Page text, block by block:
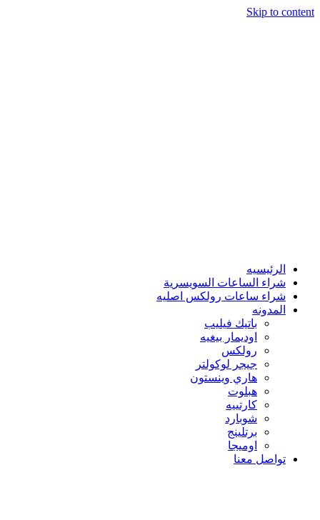
Skip to content
الرئيسيه
شراء الساعات السويسرية
شراء ساعات رولكس اصليه
المدونه
باتيك فيليب
اوديمار بيغيه
رولكس
جيجر لوكولتر
هاري وينستون
هبلوت
كارتييه
شوبارد
برتلينج
اوميجا
تواصل معنا